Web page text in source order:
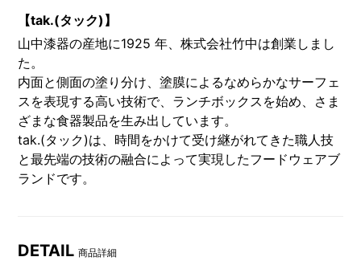
【tak.(タック)】
山中漆器の産地に1925 年、株式会社竹中は創業しまし
た。
内面と側面の塗り分け、塗膜によるなめらかなサーフェ
スを表現する高い技術で、ランチボックスを始め、さま
ざまな食器製品を生み出しています。
tak.(タック)は、時間をかけて受け継がれてきた職人技
と最先端の技術の融合によって実現したフードウェアブ
ランドです。
DETAIL商品詳細